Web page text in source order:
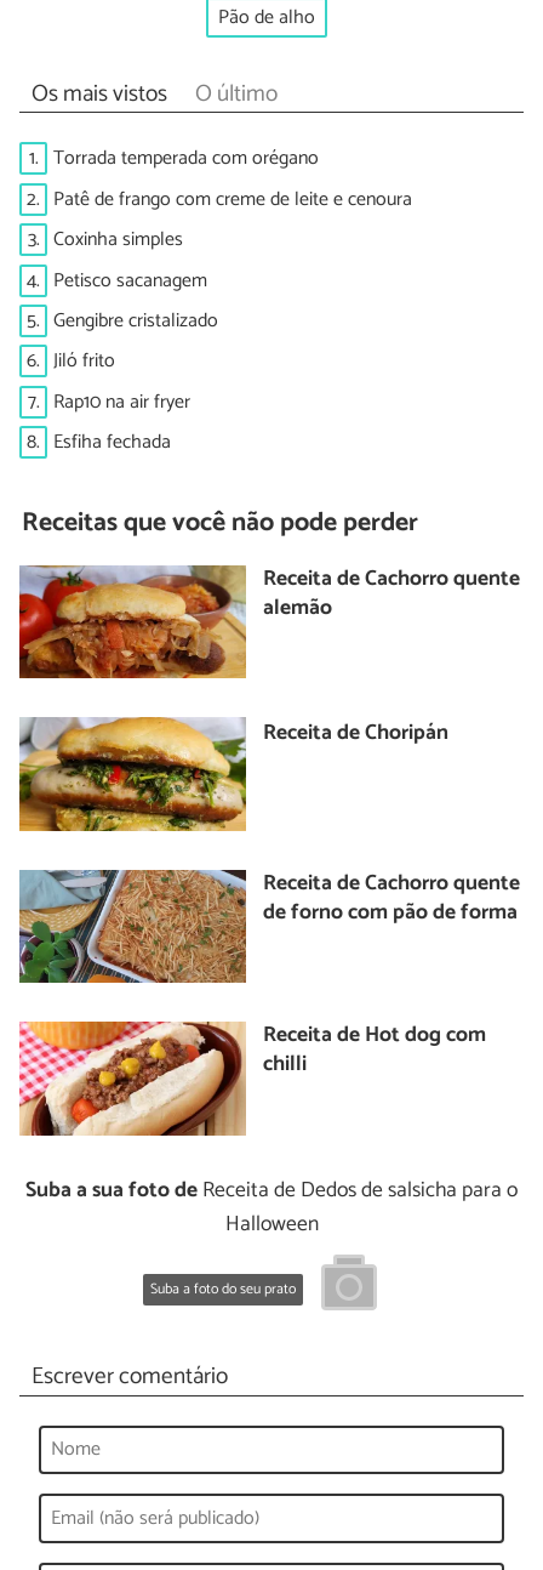
Pão de alho
Os mais vistos O último
1. Torrada temperada com orégano
2. Patê de frango com creme de leite e cenoura
3. Coxinha simples
4. Petisco sacanagem
5. Gengibre cristalizado
6. Jiló frito
7. Rap10 na air fryer
8. Esfiha fechada
Receitas que você não pode perder
Receita de Cachorro quente
alemão
Receita de Choripán
Receita de Cachorro quente
de forno com pão de forma
Receita de Hot dog com
chilli
Suba a sua foto deReceita de Dedos de salsicha para o
Halloween
Suba a foto do seu prato
Escrever comentário